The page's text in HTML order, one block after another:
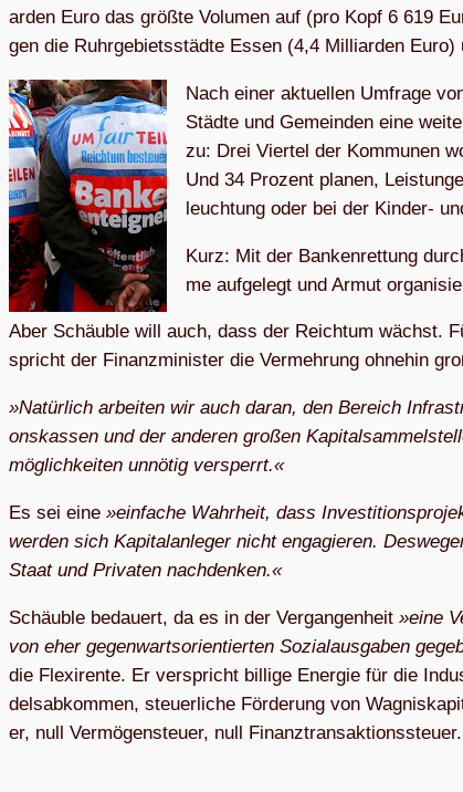
ar­den Eu­ro das grö­ß­te Vo­lu­men auf (pro Kopf 6 619
gen die Ruhr­ge­biets­städ­te Es­sen (4,4 Mil­li­ar­den
Nach ei­ner ak­tu­el­len Um­fra­ge
Städ­te und Ge­mein­den ei­ne
zu: Drei Vier­tel der Kom­mu­nen
Und 34 Pro­zent pla­nen,
leuch­tung oder bei der Kin­­der-
Kurz: Mit der Ban­ken­ret­tung
me auf­ge­legt und Ar­mut
Aber Schäu­b­le will auch, dass der Reich­tum wächst.
spricht der Fi­nanz­mi­nis­ter die Ver­meh­rung oh­ne­hin
»Na­tür­lich ar­bei­ten wir auch dar­an, den Be­reich
ons­kas­sen und der an­de­ren gro­ßen
mög­lich­kei­ten un­nö­tig versperrt.«
Es sei ei­ne »ein­fa­che Wahr­heit, dass
wer­den sich Ka­pi­tal­an­le­ger nicht en­ga­gie­ren.
Staat und Pri­va­ten nachdenken.«
Schäu­b­le be­dau­ert, da es in der Ver­gan­gen­heit »ei­ne
von eher ge­gen­warts­ori­en­tier­ten So­zi­al­aus­ga­ben
die Fle­xi­ren­te. Er ver­spricht bil­li­ge En­er­gie für die
dels­ab­kom­men, steu­er­li­che För­de­rung von
er, null Ver­mö­gen­steu­er, null Finanztransaktionssteuer.